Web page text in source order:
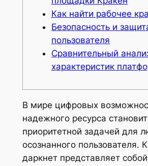
Как найти рабочее
Безопасность и
пользователя
Сравнительный
характеристик
В мире цифровых
надежного ресурса
приоритетной задачей для
осознанного пользователя.
даркнет представляет